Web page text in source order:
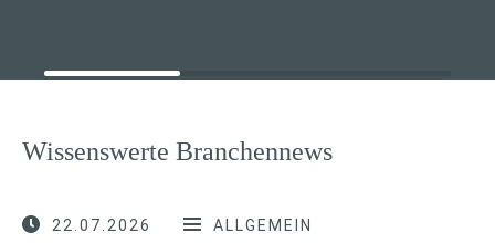
Wissenswerte Branchennews
22.07.2026 ALLGEMEIN